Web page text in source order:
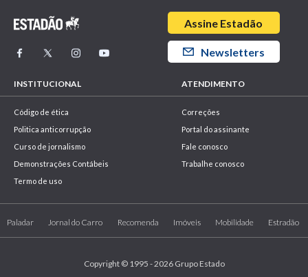
INSTITUCIONAL
Código de ética
Politica anticorrupção
Curso de jornalismo
Demonstrações Contábeis
Termo de uso
ATENDIMENTO
Correções
Portal do assinante
Fale conosco
Trabalhe conosco
Assine Estadão
Newsletters
Paladar Jornal do Carro Recomenda Imóveis Mobilidade Estradão
Copyright © 1995 - 2026 Grupo Estado